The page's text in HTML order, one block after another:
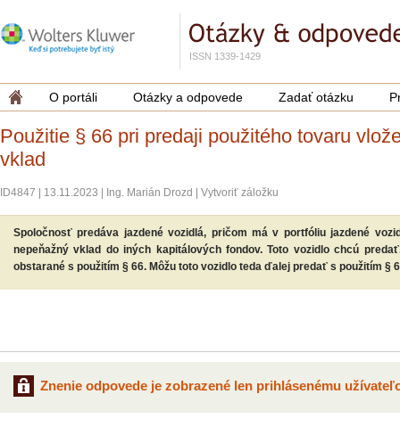
ISSN 1339-1429
O portáli Otázky a odpovede Zadať otázku
Použitie § 66 pri predaji použitého tovaru
vklad
ID4847 13.11.2023 Ing. Marián Drozd Vytvoriť záložku
Spoločnosť predáva jazdené vozidlá, pričom má v portfóliu jazdené
nepeňažný vklad do iných kapitálových fondov. Toto vozidlo chcú
obstarané s použitím § 66. Môžu toto vozidlo teda ďalej predať s použitím §
Znenie odpovede je zobrazené len prihlásenému